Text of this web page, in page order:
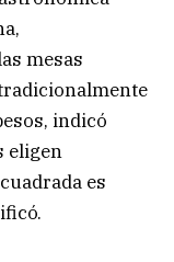
mesas
indicó
eligen
es